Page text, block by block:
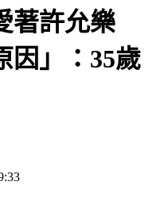
著許允樂
因」：35歲